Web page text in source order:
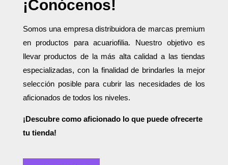
¡Conócenos!
Somos una empresa distribuidora de marcas premium
en productos para acuariofilia. Nuestro objetivo es
llevar productos de la más alta calidad a las tiendas
especializadas, con la finalidad de brindarles la mejor
selección posible para cubrir las necesidades de los
aficionados de todos los niveles.
¡Descubre como aficionado lo que puede ofrecerte
tu tienda!